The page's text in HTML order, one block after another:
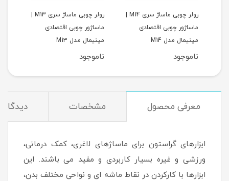
ماساژور چوبی اقتصادی
مینیمال مدل M14
ناموجود
ماساژور چوبی اقتصادی
مینیمال مدل M13
ناموجود
معرفی محصول مشخصات
ابزارهای گراستون برای ماساژهای لاغری، کمک درمانی،
ورزشی و غیره بسیار کاربردی و مفید می باشند. این
ابزارها با کارکردن در نقاط ماشه ای و نواحی مختلف بدن،